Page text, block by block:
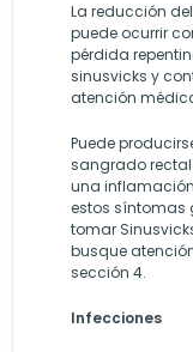
La reducción
puede ocurrir
pérdida
sinusvicks y
atención
Puede
sangrado
una
estos síntomas
tomar
busque
sección 4.
Infecciones